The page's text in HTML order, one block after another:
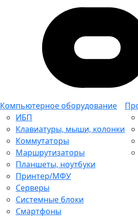
Компьютерное оборудование
ИБП
Клавиатуры, мыши, колонки
Коммутаторы
Маршрутизаторы
Планшеты, ноутбуки
Принтер/МФУ
Серверы
Системные блоки
Смартфоны